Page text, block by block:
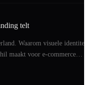
telt
Waarom visuele identiteit
maakt voor e-commerce